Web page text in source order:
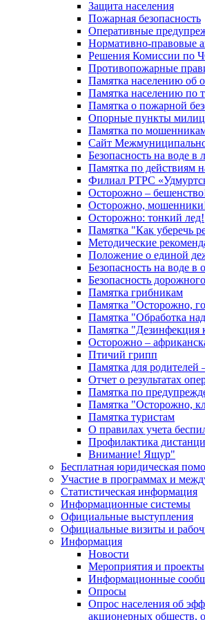
Защита населения
Пожарная безопасность
Оперативные
Нормативно-правовые
Решения Комиссии по
Противопожарные
Памятка населению об
Памятка населению по
Памятка о пожарной
Опорные пункты
Памятка по
Сайт
Безопасность на воде в
Памятка по действиям
Филиал РТРС
Осторожно –
Осторожно,
Осторожно: тонкий лед!
Памятка "Как уберечь
Методические
Положение о единой
Безопасность на воде
Безопасность
Памятка грибникам
Памятка "Осторожно,
Памятка "Обработка
Памятка "Дезинфекция
Осторожно –
Птичий грипп
Памятка для родителей
Отчет о результатах
Памятка по
Памятка "Осторожно,
Памятка туристам
О правилах учета
Профилактика
Внимание! Ящур"
Бесплатная юридическая
Участие в программах и
Статистическая информация
Информационные системы
Официальные выступления
Официальные визиты и
Информация
Новости
Мероприятия и проекты
Информационные
Опросы
Опрос населения об
акционерных обществ,